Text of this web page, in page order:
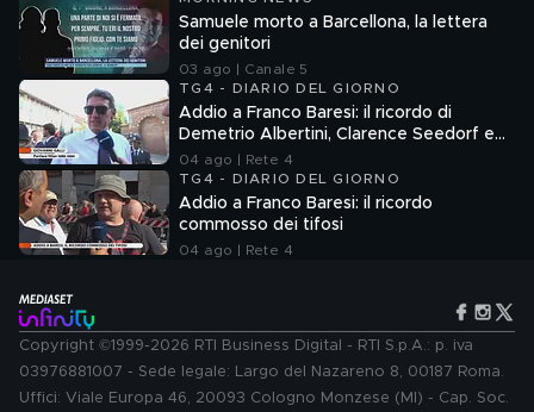
Samuele morto a Barcellona, la lettera
dei genitori
03 ago | Canale 5
TG4 - DIARIO DEL GIORNO
Addio a Franco Baresi: il ricordo di
Demetrio Albertini, Clarence Seedorf e
Giovanni Galli
04 ago | Rete 4
TG4 - DIARIO DEL GIORNO
Addio a Franco Baresi: il ricordo
commosso dei tifosi
04 ago | Rete 4
Copyright ©1999-2026 RTI Business Digital - RTI S.p.A.: p. iva
03976881007 - Sede legale: Largo del Nazareno 8, 00187 Roma.
Uffici: Viale Europa 46, 20093 Cologno Monzese (MI) - Cap. Soc.